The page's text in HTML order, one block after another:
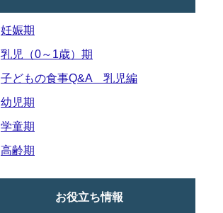
妊娠期
乳児（0～1歳）期
子どもの食事Q&A 乳児編
幼児期
学童期
高齢期
お役立ち情報